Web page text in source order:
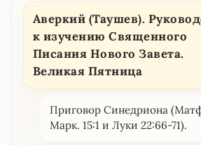
Аверкий (Таушев).
к изучению Священного
Писания Нового Завета.
Великая Пятница
Приговор Синедриона
Марк. 15:1 и Луки 22:66-71).